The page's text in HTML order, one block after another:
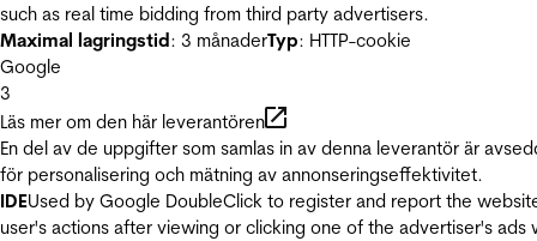
such as real time bidding from third party advertisers.
Maximal lagringstid: 3 månaderTyp: HTTP-cookie
Google
3
Läs mer om den här leverantören
En del av de uppgifter som samlas in av denna leverantör är
för personalisering och mätning av annonseringseffektivitet.
IDEUsed by Google DoubleClick to register and report the
user's actions after viewing or clicking one of the advertiser's ads